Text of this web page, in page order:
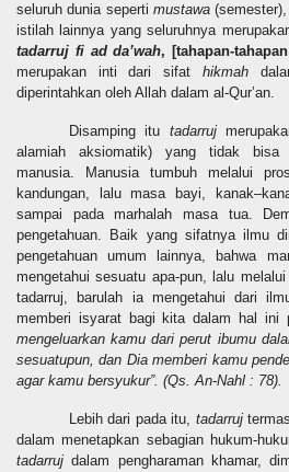
seluruh dunia seperti mustawa(semester),
istilah lainnya yang seluruhnya
tadarruj fi ad da’wah, [tahapan-
merupakan inti dari sifat hikmah
diperintahkan oleh Allah dalam al-Qur’an.
Disamping itu tadarruj
alamiah aksiomatik) yang tidak bisa
manusia. Manusia tumbuh melalui
kandungan, lalu masa bayi,
sampai pada marhalah masa tua.
pengetahuan. Baik yang sifatnya ilmu
pengetahuan umum lainnya, bahwa
mengetahui sesuatu apa-pun, lalu
tadarruj, barulah ia mengetahui dari
memberi isyarat bagi kita dalam hal ini
mengeluarkan kamu dari perut ibumu
sesuatupun, dan Dia memberi kamu
agar kamu bersyukur”. (Qs. An-Nahl : 78).
Lebih dari pada itu, tadarruj
dalam menetapkan sebagian hukum-
tadarruj dalam pengharaman khamar,